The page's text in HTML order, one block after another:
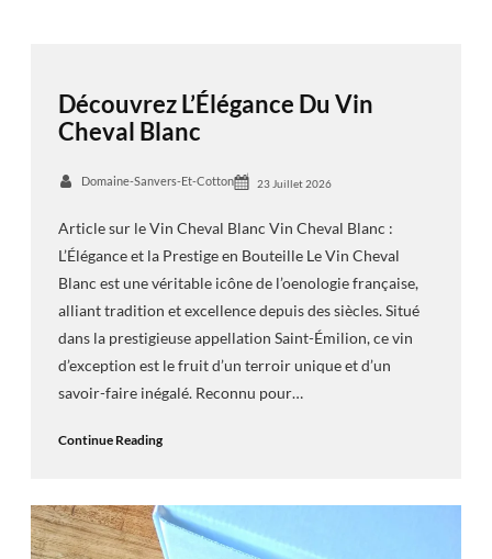
Découvrez L’Élégance Du Vin
Cheval Blanc
Domaine-Sanvers-Et-Cotton 23 Juillet 2026
Article sur le Vin Cheval Blanc Vin Cheval Blanc :
L’Élégance et la Prestige en Bouteille Le Vin Cheval
Blanc est une véritable icône de l’oenologie française,
alliant tradition et excellence depuis des siècles. Situé
dans la prestigieuse appellation Saint-Émilion, ce vin
d’exception est le fruit d’un terroir unique et d’un
savoir-faire inégalé. Reconnu pour…
Continue Reading